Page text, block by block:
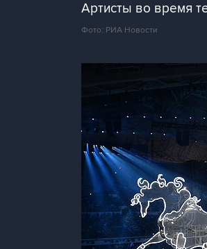
Артисты во время
Фото: РИА Новости